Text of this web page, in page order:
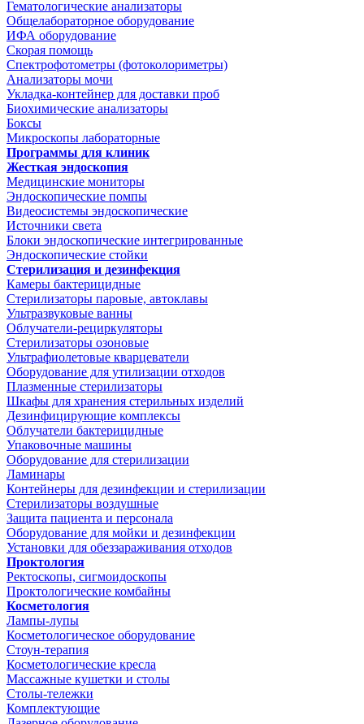
Гематологические анализаторы
Общелабораторное оборудование
ИФА оборудование
Скорая помощь
Спектрофотометры (фотоколориметры)
Анализаторы мочи
Укладка-контейнер для доставки проб
Биохимические анализаторы
Боксы
Микроскопы лабораторные
Программы для клиник
Жесткая эндоскопия
Медицинские мониторы
Эндоскопические помпы
Видеосистемы эндоскопические
Источники света
Блоки эндоскопические интегрированные
Эндоскопические стойки
Стерилизация и дезинфекция
Камеры бактерицидные
Стерилизаторы паровые, автоклавы
Ультразвуковые ванны
Облучатели-рециркуляторы
Стерилизаторы озоновые
Ультрафиолетовые кварцеватели
Оборудование для утилизации отходов
Плазменные стерилизаторы
Шкафы для хранения стерильных изделий
Дезинфицирующие комплексы
Облучатели бактерицидные
Упаковочные машины
Оборудование для стерилизации
Ламинары
Контейнеры для дезинфекции и стерилизации
Стерилизаторы воздушные
Защита пациента и персонала
Оборудование для мойки и дезинфекции
Установки для обеззараживания отходов
Проктология
Ректоскопы, сигмоидоскопы
Проктологические комбайны
Косметология
Лампы-лупы
Косметологическое оборудование
Стоун-терапия
Косметологические кресла
Массажные кушетки и столы
Столы-тележки
Комплектующие